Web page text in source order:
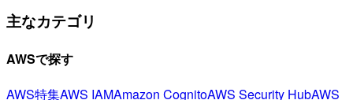
主なカテゴリ
AWSで探す
AWS特集AWS IAMAmazon CognitoAWS Security HubAWS